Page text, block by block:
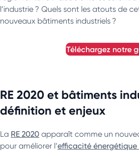
l’industrie ? Quels sont les atouts de
nouveaux bâtiments industriels ?
téléchargez notre
RE 2020 et bâtiments
définition et enjeux
La RE 2020 apparaît comme un
pour améliorer l’efficacité énergétique